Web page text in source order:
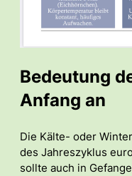
Bedeutung
Anfang an
Die Kälte- oder
des Jahreszyklus
sollte auch in